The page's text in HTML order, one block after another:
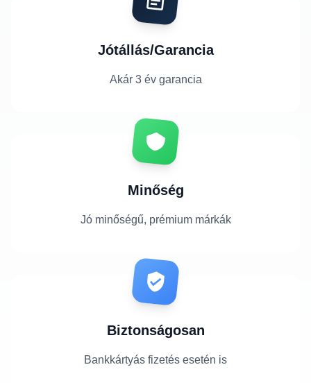
Jótállás/Garancia
Akár 3 év garancia
Minőség
Jó minőségű, prémium márkák
Biztonságosan
Bankkártyás fizetés esetén is